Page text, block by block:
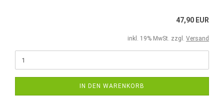
47,90 EUR
inkl. 19% MwSt. zzgl. Versand
IN DEN WARENKORB